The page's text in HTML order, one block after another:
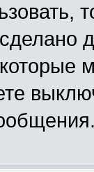
сделано